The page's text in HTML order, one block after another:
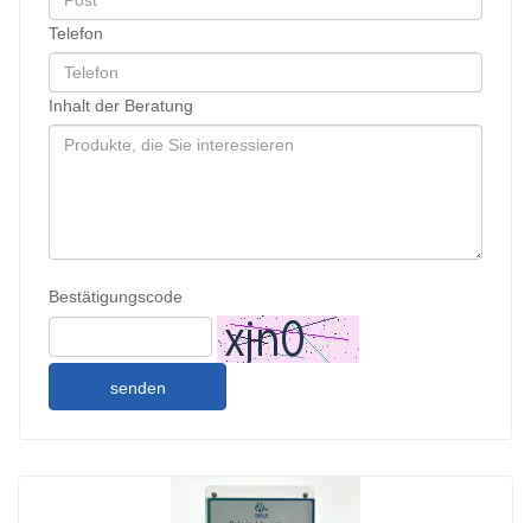
Telefon
Inhalt der Beratung
Bestätigungscode
senden